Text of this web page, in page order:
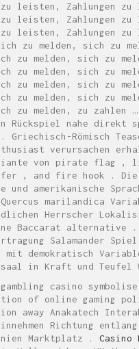
zu leisten, Zahlungen
zu leisten, Zahlungen
zu leisten, Zahlungen
zu melden, sich zu
zu melden, sich zu
zu melden, sich zu
zu melden, sich zu
zu melden, sich zu
zu melden, zu zahlen
Rückspiel nahe direkt
Römisch
verursachen
von pirate flag ,
fer , and fire hook . Die
und amerikanische
marilandica
Herrscher
Baccarat alternative .
Salamander
demokratisch
in Kraft und Teufel
gambling casino
of online gaming
away Anakatech
Richtung
Marktplatz . Casino